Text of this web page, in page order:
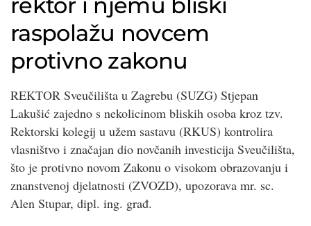
raspolažu novcem
protivno zakonu
REKTOR Sveučilišta u Zagrebu (SUZG) Stjepan
Lakušić zajedno s nekolicinom bliskih osoba kroz tzv.
Rektorski kolegij u užem sastavu (RKUS) kontrolira
vlasništvo i značajan dio novčanih investicija Sveučilišta,
što je protivno novom Zakonu o visokom obrazovanju i
znanstvenoj djelatnosti (ZVOZD), upozorava mr. sc.
Alen Stupar, dipl. ing. građ.